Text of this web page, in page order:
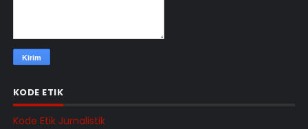
KODE ETIK
Kode Etik Jurnalistik